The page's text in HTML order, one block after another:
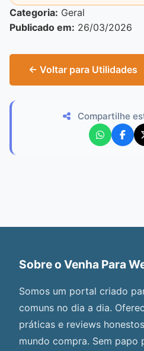
Categoria: Geral
Publicado em: 26/03/2026
← Voltar para Utilidades
Compartilhe
Sobre o Venha Para
Somos um portal criado
comuns no dia a dia.
práticas e reviews
mundo compra. Sem papo